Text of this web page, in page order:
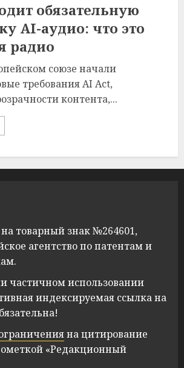
обязательную
AI-аудио: что это
радио
союзе начали
требования AI Act,
контента,...
товарный знак №264601,
агентство по патентам и
частичном использовании
индексируемая ссылка на
на цитирование
«Редакционный